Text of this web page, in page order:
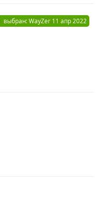
выбран:WayZer 11 апр 2022